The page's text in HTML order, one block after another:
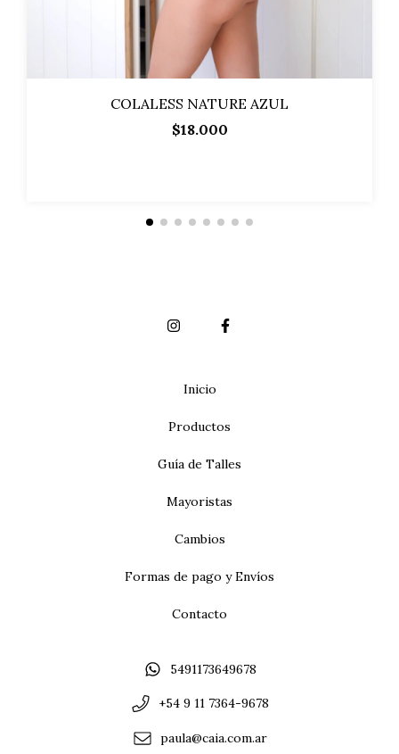
COLALESS NATURE AZUL
$18.000
Inicio
Productos
Guía de Talles
Mayoristas
Cambios
Formas de pago y Envíos
Contacto
5491173649678
+54 9 11 7364-9678
paula@caia.com.ar